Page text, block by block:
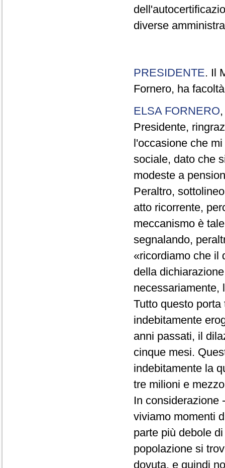
diverse
PRESIDENTE. Il
Fornero, ha
ELSA FORNERO
Presidente,
l'occasione che
sociale, dato che
modeste a
Peraltro,
atto ricorrente,
meccanismo è
segnalando,
«ricordiamo che il
della
Tutto questo
indebitamente
anni passati, il
cinque mesi.
indebitamente la
tre milioni e
In considerazione
viviamo momenti
parte più debole
popolazione si
dovuta, e quindi